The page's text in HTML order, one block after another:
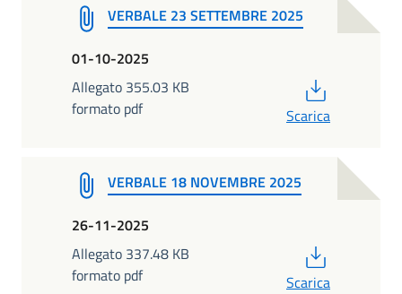
VERBALE 23 SETTEMBRE 2025
01-10-2025
Allegato 355.03 KB
formato pdf
Scarica
VERBALE 18 NOVEMBRE 2025
26-11-2025
Allegato 337.48 KB
formato pdf
Scarica